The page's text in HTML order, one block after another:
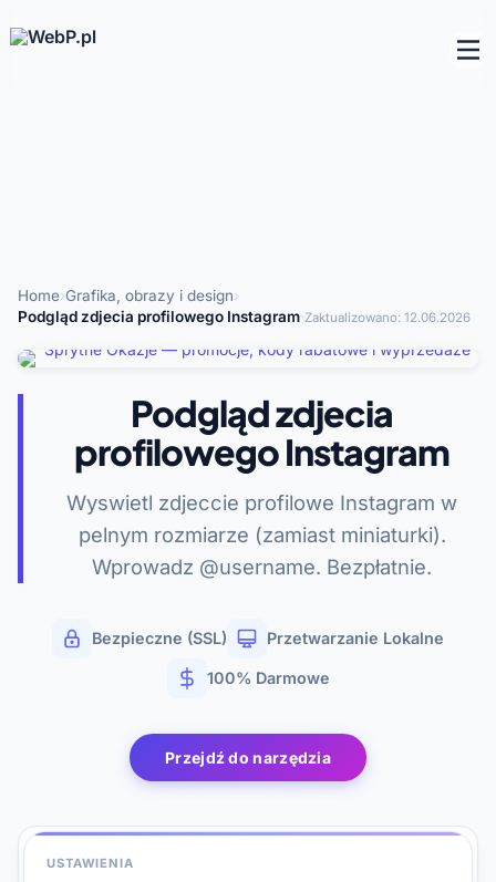
Home›Grafika, obrazy i design›
Podgląd zdjecia profilowego Instagram·Zaktualizowano: 12.06.2026
Podgląd zdjecia
profilowego Instagram
Wyswietl zdjeccie profilowe Instagram w
pelnym rozmiarze (zamiast miniaturki).
Wprowadz @username. Bezpłatnie.
Bezpieczne (SSL) Przetwarzanie Lokalne
100% Darmowe
Przejdź do narzędzia
USTAWIENIA